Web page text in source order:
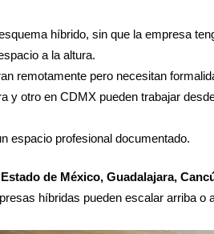
híbrido, sin que la empresa
a la altura.
remotamente pero necesitan
y otro en CDMX pueden trabajar
espacio profesional documentado.
de México, Guadalajara,
híbridas pueden escalar arriba